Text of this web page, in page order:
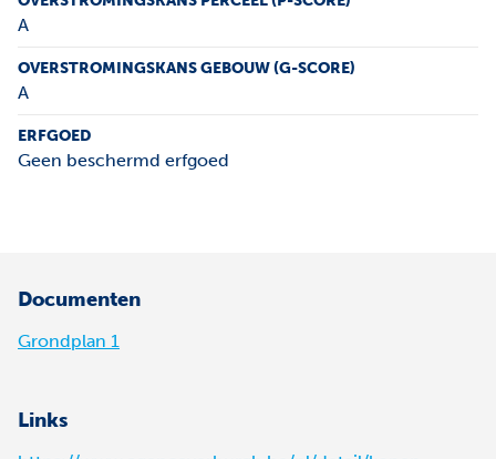
A
OVERSTROMINGSKANS GEBOUW (G-SCORE)
A
ERFGOED
Geen beschermd erfgoed
Documenten
Grondplan 1
Links